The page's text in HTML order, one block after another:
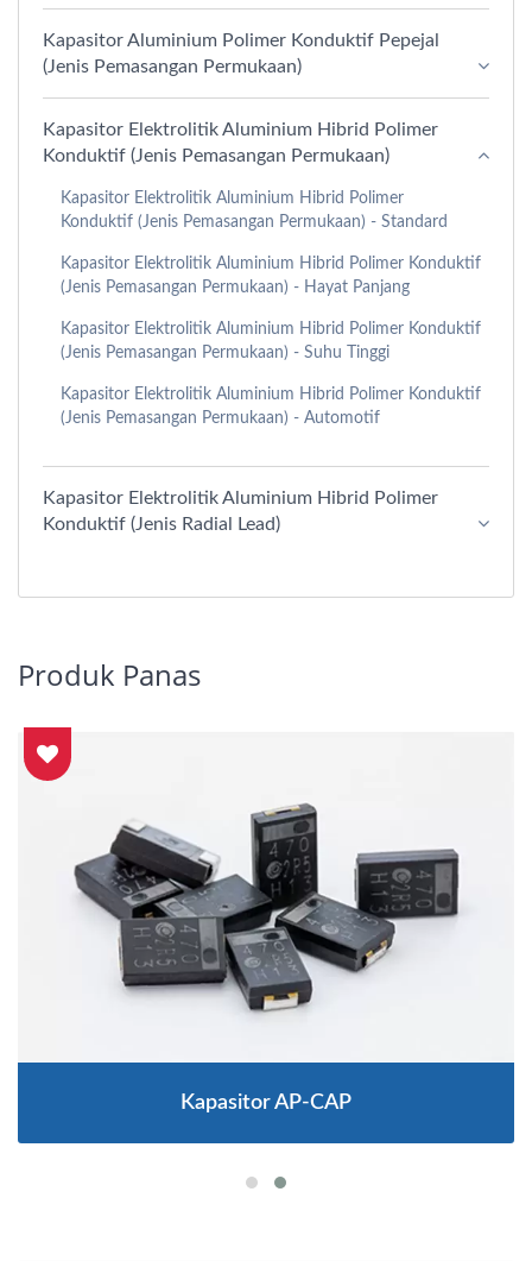
Kapasitor Aluminium Polimer Konduktif Pepejal
(Jenis Pemasangan Permukaan)
Kapasitor Elektrolitik Aluminium Hibrid Polimer
Konduktif (Jenis Pemasangan Permukaan)
Kapasitor Elektrolitik Aluminium Hibrid Polimer
Konduktif (Jenis Pemasangan Permukaan) - Standard
Kapasitor Elektrolitik Aluminium Hibrid Polimer Konduktif
(Jenis Pemasangan Permukaan) - Hayat Panjang
Kapasitor Elektrolitik Aluminium Hibrid Polimer Konduktif
(Jenis Pemasangan Permukaan) - Suhu Tinggi
Kapasitor Elektrolitik Aluminium Hibrid Polimer Konduktif
(Jenis Pemasangan Permukaan) - Automotif
Kapasitor Elektrolitik Aluminium Hibrid Polimer
Konduktif (Jenis Radial Lead)
Produk Panas
Kapasitor AP-CAP